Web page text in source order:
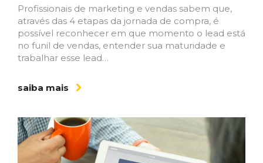
Profissionais de marketing e vendas sabem que,
através das 4 etapas da jornada de compra, é
possível reconhecer em que momento o lead está
no funil de vendas, entender sua maturidade e
trabalhar esse lead…
saiba mais